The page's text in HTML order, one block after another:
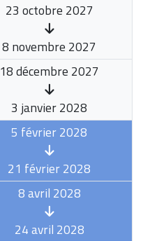
23 octobre 2027
8 novembre 2027
18 décembre 2027
3 janvier 2028
5 février 2028
21 février 2028
8 avril 2028
24 avril 2028